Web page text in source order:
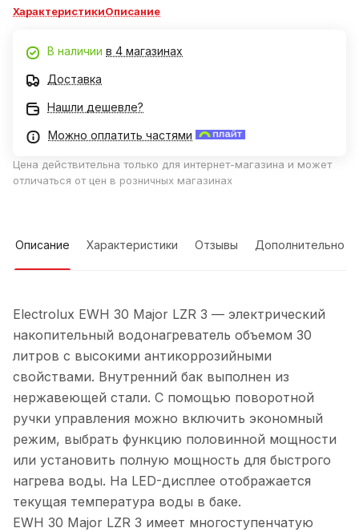
ХарактеристикиОписание
В наличии в 4 магазинах
Доставка
Нашли дешевле?
Можно оплатить частями
Цена действительна только для интернет-магазина и может
отличаться от цен в розничных магазинах
Описание Характеристики Отзывы Дополнительно
Electrolux EWH 30 Major LZR 3 — электрический
накопительный водонагреватель объемом 30
литров с высокими антикоррозийными
свойствами. Внутренний бак выполнен из
нержавеющей стали. С помощью поворотной
ручки управления можно включить экономный
режим, выбрать функцию половинной мощности
или установить полную мощность для быстрого
нагрева воды. На LED-дисплее отображается
текущая температура воды в баке.
EWH 30 Major LZR 3 имеет многоступенчатую